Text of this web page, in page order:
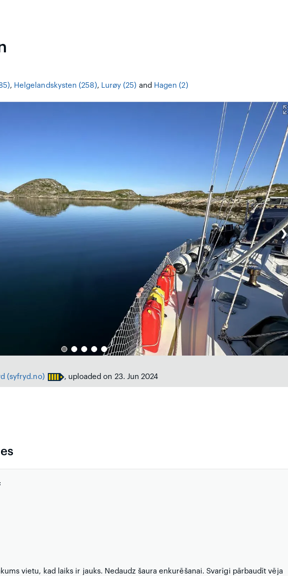
, Helgelandskysten (258), Lurøy (25) and Hagen (2)
❯
(syfryd.no) , uploaded on 23. Jun 2024
vietu, kad laiks ir jauks. Nedaudz šaura enkurēšanai. Svarīgi pārbaudīt vēja